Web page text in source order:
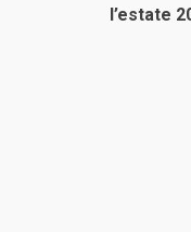
l’estate